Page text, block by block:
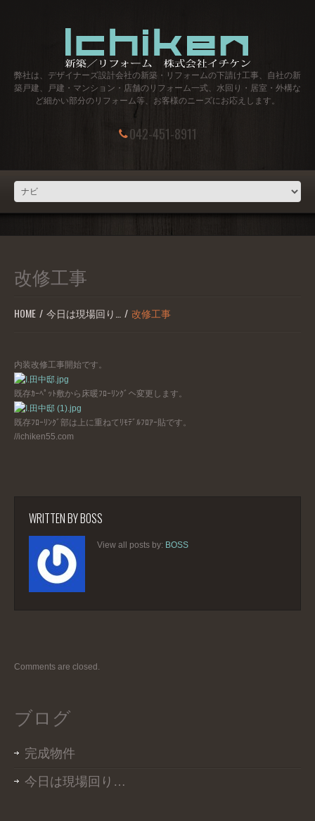
弊社は、デザイナーズ設計会社の新築・リフォームの下請け工事、自社の新
築戸建、戸建・マンション・店舗のリフォーム一式、水回り・居室・外構な
ど細かい部分のリフォーム等、お客様のニーズにお応えします。
042-451-8911
改修工事
HOME 今日は現場回り… 改修工事
内装改修工事開始です。
既存ｶｰﾍﾟｯﾄ敷から床暖ﾌﾛｰﾘﾝｸﾞへ変更します。
既存ﾌﾛｰﾘﾝｸﾞ部は上に重ねてﾘﾓﾃﾞﾙﾌﾛｱｰ貼です。
//ichiken55.com
WRITTEN BYBOSS
View all posts by: BOSS
Comments are closed.
ブログ
完成物件
今日は現場回り…